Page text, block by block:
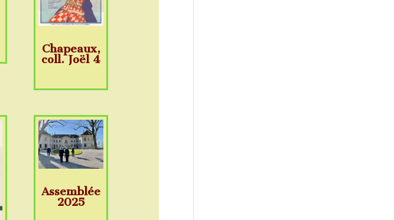
Chapeaux,
coll. Joël 4
Assemblée
2025